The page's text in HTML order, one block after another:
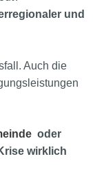
und
Auch die
oder
wirklich